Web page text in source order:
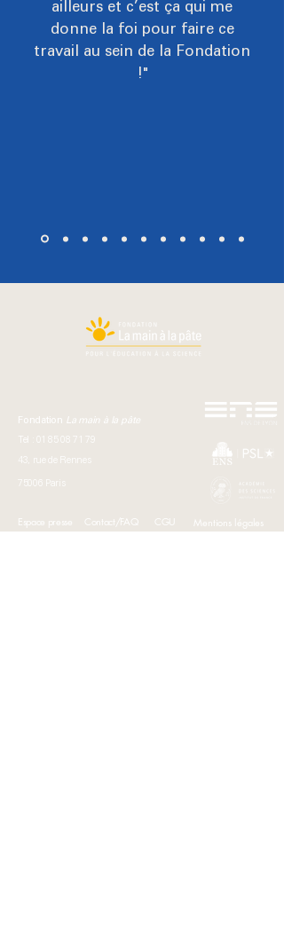
ailleurs et c’est ça qui me
donne la foi pour faire ce
travail au sein de la Fondation
!"
Fondation La main à la pâte
43, rue de Rennes
01 85 08 71 79
75006 Paris
Espace presse Contact/FAQ CGU Mentions légales